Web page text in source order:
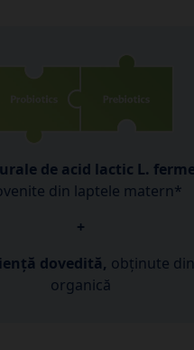
de acid lactic L.
din laptele matern*
+
dovedită, obținute
organică